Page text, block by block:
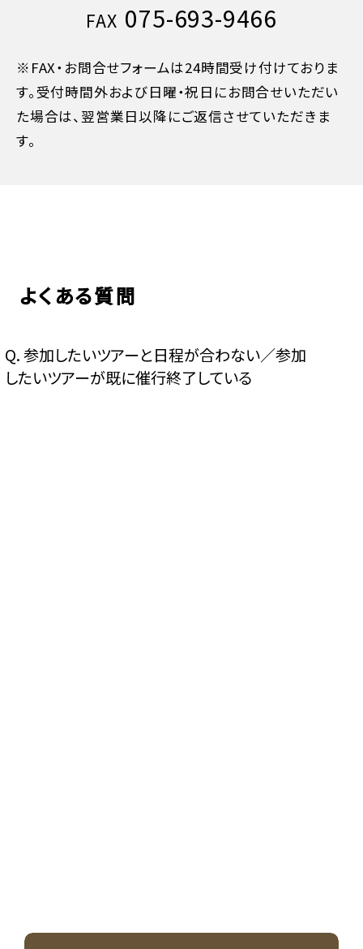
FAX 075-693-9466
※FAX・お問合せフォームは24時間受け付けておりま
す。受付時間外および日曜・祝日にお問合せいただい
た場合は、翌営業日以降にご返信させていただきま
す。
よくある質問
Q.参加したいツアーと日程が合わない／参加
したいツアーが既に催行終了している